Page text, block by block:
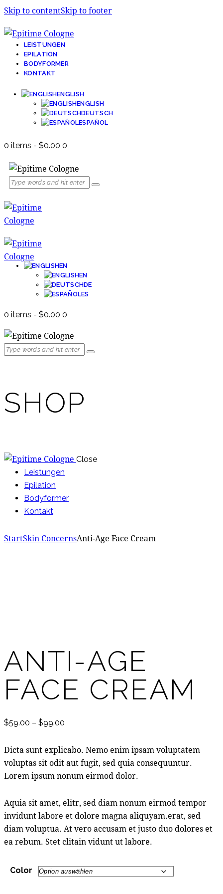
Skip to contentSkip to footer
LEISTUNGEN
EPILATION
BODYFORMER
KONTAKT
ENGLISH
ENGLISH
DEUTSCH
ESPAÑOL
0 items - $0.00 0
EN
EN
DE
ES
0 items - $0.00 0
SHOP
Close
Leistungen
Epilation
Bodyformer
Kontakt
instagram
StartSkin ConcernsAnti-Age Face Cream
ANTI-AGE
FACE CREAM
$59.00 – $99.00
bis
$99.00
Dicta sunt explicabo. Nemo enim ipsam voluptatem
voluptas sit odit aut fugit, sed quia consequuntur.
Lorem ipsum nonum eirmod dolor.
Aquia sit amet, elitr, sed diam nonum eirmod tempor
invidunt labore et dolore magna aliquyam.erat, sed
diam voluptua. At vero accusam et justo duo dolores et
ea rebum. Stet clitain vidunt ut labore.
Color